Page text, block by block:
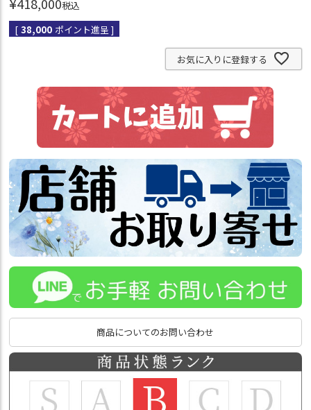
418,000税込
[ 38,000 ポイント進呈 ]
お気に入りに登録する
商品についてのお問い合わせ